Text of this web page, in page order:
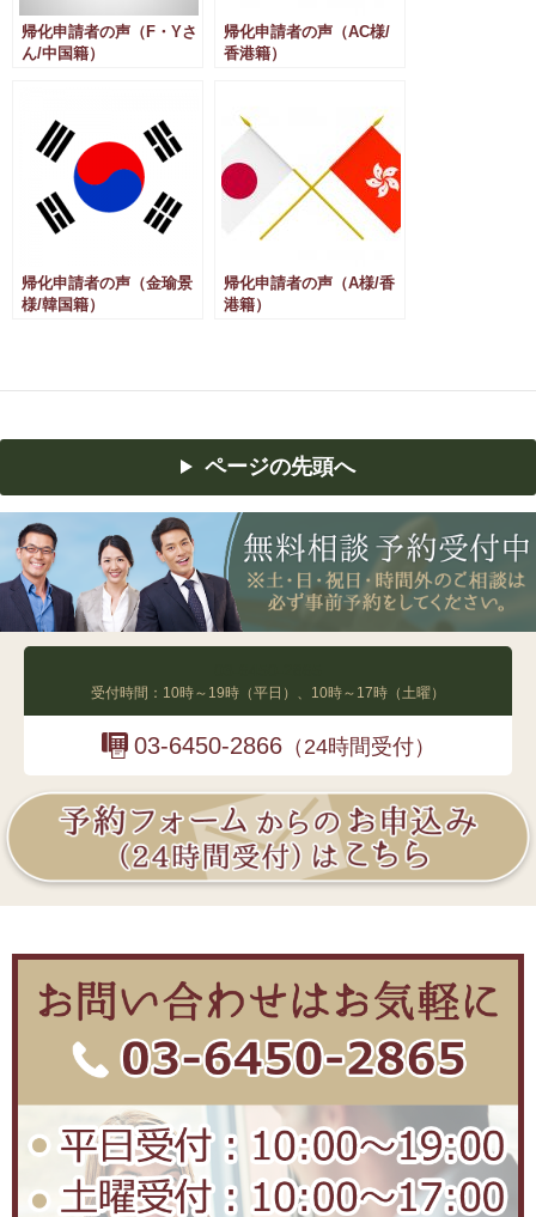
帰化申請者の声（F・Yさ
ん/中国籍）
帰化申請者の声（AC様/
香港籍）
帰化申請者の声（金瑜景
様/韓国籍）
帰化申請者の声（A様/香
港籍）
ページの先頭へ
受付時間：10時～19時（平日）、10時～17時（土曜）
03-6450-2866（24時間受付）